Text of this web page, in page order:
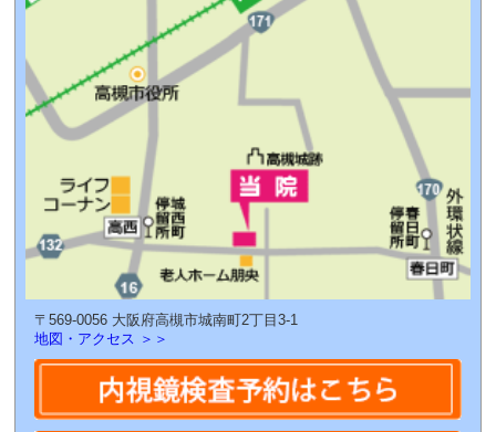
2026年03月14日
塩！
〒569-0056 大阪府高槻市城南町2丁目3-1
地図・アクセス ＞＞